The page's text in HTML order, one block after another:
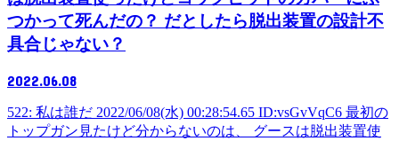
つかって死んだの？ だとしたら脱出装置の設計不
具合じゃない？
2022.06.08
522: 私は誰だ 2022/06/08(水) 00:28:54.65 ID:vsGvVqC6 最初の
トップガン見たけど分からないのは、 グースは脱出装置使